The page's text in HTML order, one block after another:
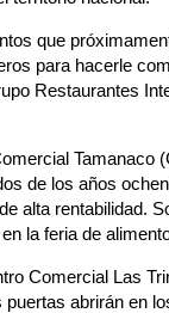
que
para hacerle
Restaurantes
Tamanaco
de los años
alta rentabilidad.
la feria de
Comercial Las
abrirán en